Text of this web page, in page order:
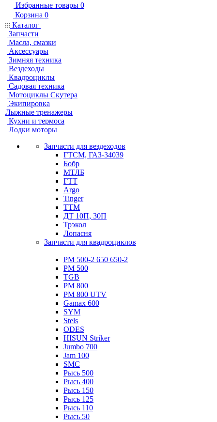
Избранные товары 0
Корзина 0
Каталог
Запчасти
Масла, смазки
Аксессуары
Зимняя техника
Вездеходы
Квадроциклы
Садовая техника
Мотоциклы Скутера
Экипировка
Лыжные тренажеры
Кухни и термоса
Лодки моторы
Запчасти для вездеходов
ГТСМ, ГАЗ-34039
Бобр
МТЛБ
ГТТ
Argo
Tinger
ТТМ
ДТ 10П, 30П
Трэкол
Лопасня
Запчасти для квадроциклов
РМ 500-2 650 650-2
РМ 500
TGB
РМ 800
РМ 800 UTV
Gamax 600
SYM
Stels
ОDЕS
HISUN Striker
Jumbo 700
Jam 100
SMC
Рысь 500
Рысь 400
Рысь 150
Рысь 125
Рысь 110
Рысь 50